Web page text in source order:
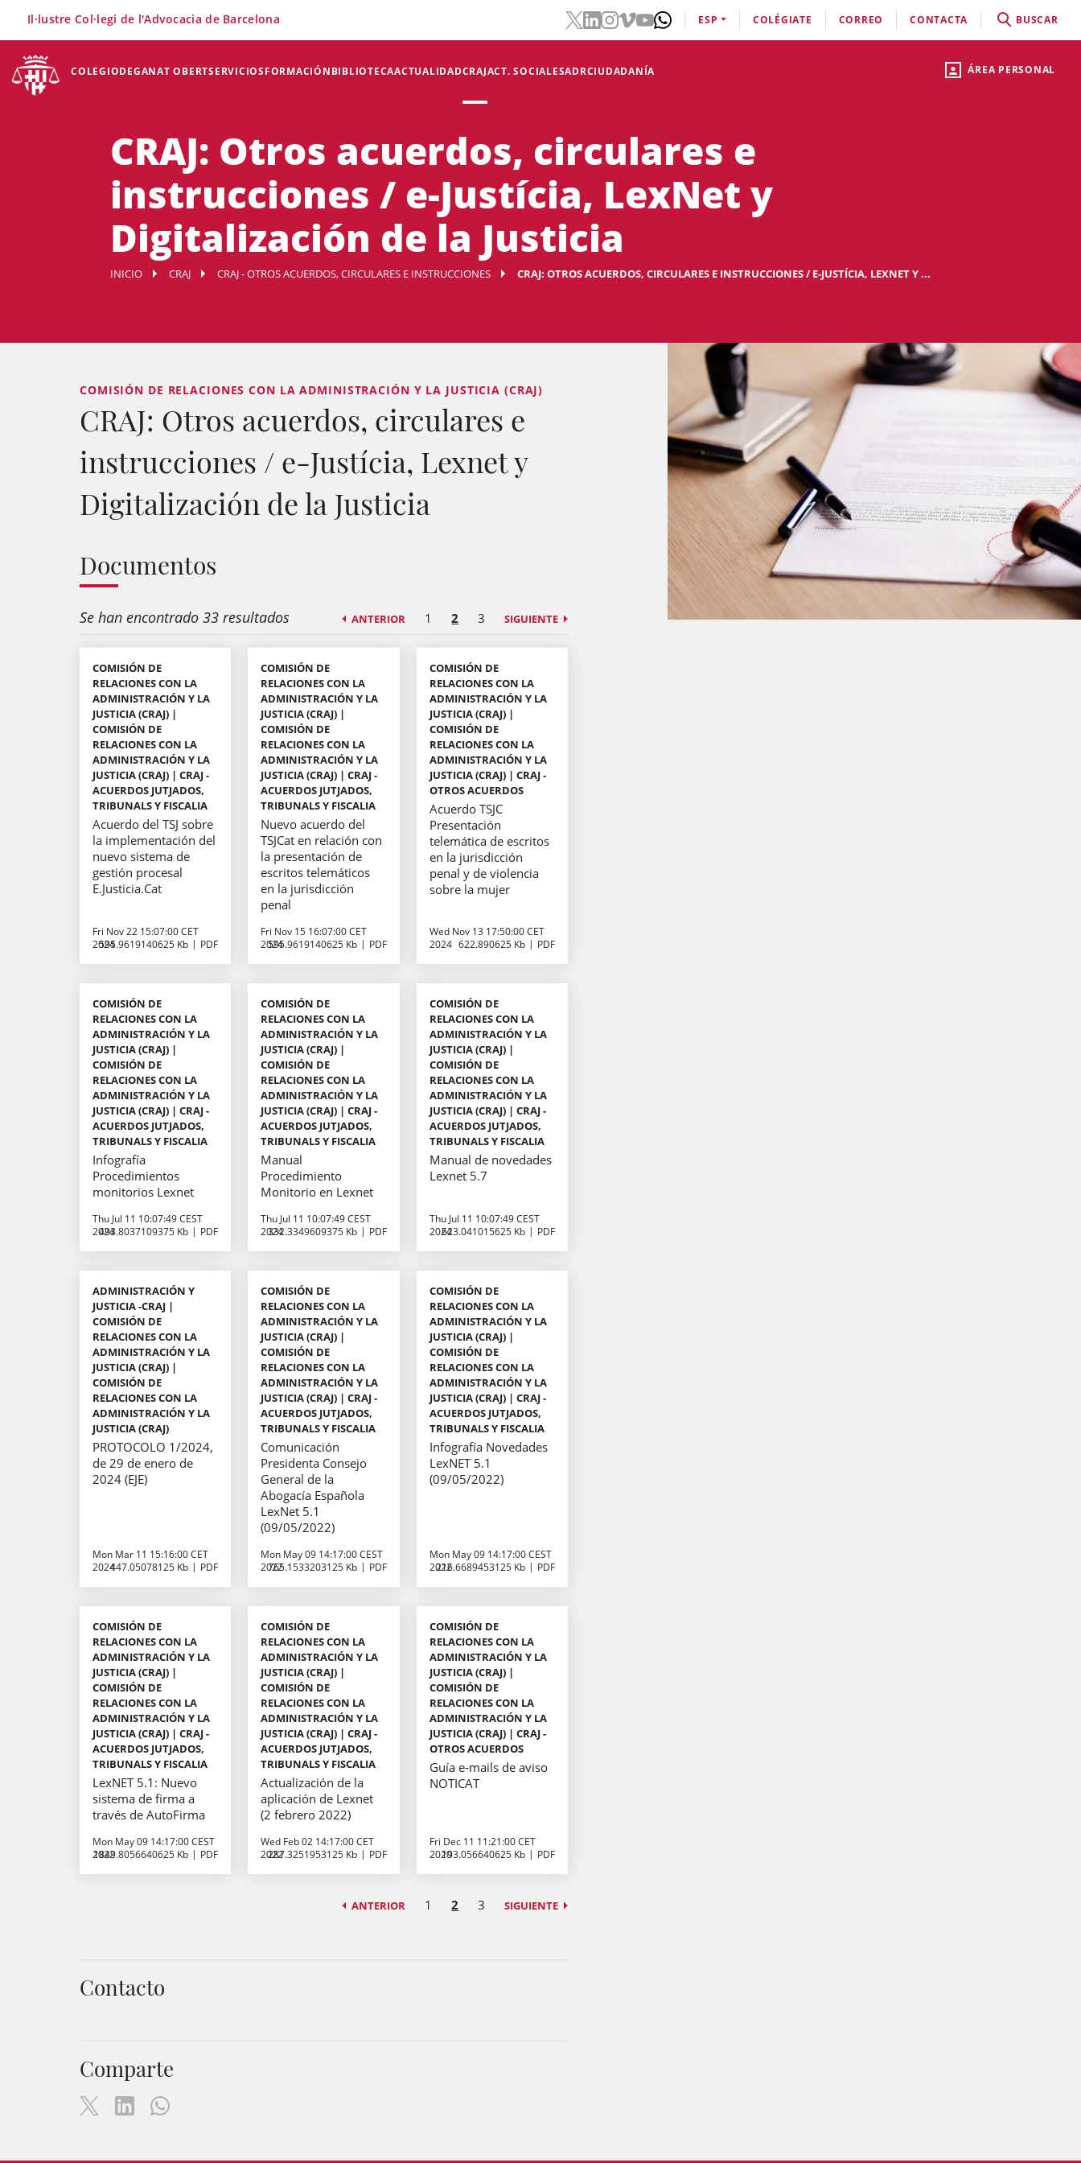
ÁREA PERSONAL
COLEGIODEGANAT OBERTSERVICIOSFORMACIÓNBIBLIOTECAACTUALIDADCRAJACT. SOCIALESADRCIUDADANÍA
Il·lustre Col·legi de l'Advocacia de Barcelona ESP COLÉGIATE CORREO CONTACTA BUSCAR
CRAJ: Otros acuerdos, circulares e
instrucciones / e-Justícia, LexNet y
Digitalización de la Justicia
INICIO CRAJ CRAJ - OTROS ACUERDOS, CIRCULARES E INSTRUCCIONES CRAJ: OTROS ACUERDOS, CIRCULARES E INSTRUCCIONES / E-JUSTÍCIA, LEXNET Y ...
COMISIÓN DE RELACIONES CON LA ADMINISTRACIÓN Y LA JUSTICIA (CRAJ)
CRAJ: Otros acuerdos, circulares e
instrucciones / e-Justícia, Lexnet y
Digitalización de la Justicia
Documentos
Se han encontrado 33 resultados ANTERIOR 1 2 3 SIGUIENTE
COMISIÓN DE
RELACIONES CON LA
ADMINISTRACIÓN Y LA
JUSTICIA (CRAJ) |
COMISIÓN DE
RELACIONES CON LA
ADMINISTRACIÓN Y LA
JUSTICIA (CRAJ) | CRAJ -
ACUERDOS JUTJADOS,
TRIBUNALS Y FISCALIA
Acuerdo del TSJ sobre
la implementación del
nuevo sistema de
gestión procesal
E.Justicia.Cat
Fri Nov 22 15:07:00 CET
2024
595.9619140625 Kb PDF
COMISIÓN DE
RELACIONES CON LA
ADMINISTRACIÓN Y LA
JUSTICIA (CRAJ) |
COMISIÓN DE
RELACIONES CON LA
ADMINISTRACIÓN Y LA
JUSTICIA (CRAJ) | CRAJ -
ACUERDOS JUTJADOS,
TRIBUNALS Y FISCALIA
Nuevo acuerdo del
TSJCat en relación con
la presentación de
escritos telemáticos
en la jurisdicción
penal
Fri Nov 15 16:07:00 CET
2024
595.9619140625 Kb PDF
COMISIÓN DE
RELACIONES CON LA
ADMINISTRACIÓN Y LA
JUSTICIA (CRAJ) |
COMISIÓN DE
RELACIONES CON LA
ADMINISTRACIÓN Y LA
JUSTICIA (CRAJ) | CRAJ -
OTROS ACUERDOS
Acuerdo TSJC
Presentación
telemática de escritos
en la jurisdicción
penal y de violencia
sobre la mujer
Wed Nov 13 17:50:00 CET
2024 622.890625 Kb PDF
COMISIÓN DE
RELACIONES CON LA
ADMINISTRACIÓN Y LA
JUSTICIA (CRAJ) |
COMISIÓN DE
RELACIONES CON LA
ADMINISTRACIÓN Y LA
JUSTICIA (CRAJ) | CRAJ -
ACUERDOS JUTJADOS,
TRIBUNALS Y FISCALIA
Infografía
Procedimientos
monitorios Lexnet
Thu Jul 11 10:07:49 CEST
2024
493.8037109375 Kb PDF
COMISIÓN DE
RELACIONES CON LA
ADMINISTRACIÓN Y LA
JUSTICIA (CRAJ) |
COMISIÓN DE
RELACIONES CON LA
ADMINISTRACIÓN Y LA
JUSTICIA (CRAJ) | CRAJ -
ACUERDOS JUTJADOS,
TRIBUNALS Y FISCALIA
Manual
Procedimiento
Monitorio en Lexnet
Thu Jul 11 10:07:49 CEST
2024
332.3349609375 Kb PDF
COMISIÓN DE
RELACIONES CON LA
ADMINISTRACIÓN Y LA
JUSTICIA (CRAJ) |
COMISIÓN DE
RELACIONES CON LA
ADMINISTRACIÓN Y LA
JUSTICIA (CRAJ) | CRAJ -
ACUERDOS JUTJADOS,
TRIBUNALS Y FISCALIA
Manual de novedades
Lexnet 5.7
Thu Jul 11 10:07:49 CEST
2024623.041015625 Kb PDF
ADMINISTRACIÓN Y
JUSTICIA -CRAJ |
COMISIÓN DE
RELACIONES CON LA
ADMINISTRACIÓN Y LA
JUSTICIA (CRAJ) |
COMISIÓN DE
RELACIONES CON LA
ADMINISTRACIÓN Y LA
JUSTICIA (CRAJ)
PROTOCOLO 1/2024,
de 29 de enero de
2024 (EJE)
Mon Mar 11 15:16:00 CET
2024447.05078125 Kb PDF
COMISIÓN DE
RELACIONES CON LA
ADMINISTRACIÓN Y LA
JUSTICIA (CRAJ) |
COMISIÓN DE
RELACIONES CON LA
ADMINISTRACIÓN Y LA
JUSTICIA (CRAJ) | CRAJ -
ACUERDOS JUTJADOS,
TRIBUNALS Y FISCALIA
Comunicación
Presidenta Consejo
General de la
Abogacía Española
LexNet 5.1
(09/05/2022)
Mon May 09 14:17:00 CEST
2022
765.1533203125 Kb PDF
COMISIÓN DE
RELACIONES CON LA
ADMINISTRACIÓN Y LA
JUSTICIA (CRAJ) |
COMISIÓN DE
RELACIONES CON LA
ADMINISTRACIÓN Y LA
JUSTICIA (CRAJ) | CRAJ -
ACUERDOS JUTJADOS,
TRIBUNALS Y FISCALIA
Infografía Novedades
LexNET 5.1
(09/05/2022)
Mon May 09 14:17:00 CEST
2022
216.6689453125 Kb PDF
COMISIÓN DE
RELACIONES CON LA
ADMINISTRACIÓN Y LA
JUSTICIA (CRAJ) |
COMISIÓN DE
RELACIONES CON LA
ADMINISTRACIÓN Y LA
JUSTICIA (CRAJ) | CRAJ -
ACUERDOS JUTJADOS,
TRIBUNALS Y FISCALIA
LexNET 5.1: Nuevo
sistema de firma a
través de AutoFirma
Mon May 09 14:17:00 CEST
2022
1849.8056640625 Kb PDF
COMISIÓN DE
RELACIONES CON LA
ADMINISTRACIÓN Y LA
JUSTICIA (CRAJ) |
COMISIÓN DE
RELACIONES CON LA
ADMINISTRACIÓN Y LA
JUSTICIA (CRAJ) | CRAJ -
ACUERDOS JUTJADOS,
TRIBUNALS Y FISCALIA
Actualización de la
aplicación de Lexnet
(2 febrero 2022)
Wed Feb 02 14:17:00 CET
2022
287.3251953125 Kb PDF
COMISIÓN DE
RELACIONES CON LA
ADMINISTRACIÓN Y LA
JUSTICIA (CRAJ) |
COMISIÓN DE
RELACIONES CON LA
ADMINISTRACIÓN Y LA
JUSTICIA (CRAJ) | CRAJ -
OTROS ACUERDOS
Guía e-mails de aviso
NOTICAT
Fri Dec 11 11:21:00 CET
2020193.056640625 Kb PDF
ANTERIOR 1 2 3 SIGUIENTE
Contacto
Comparte